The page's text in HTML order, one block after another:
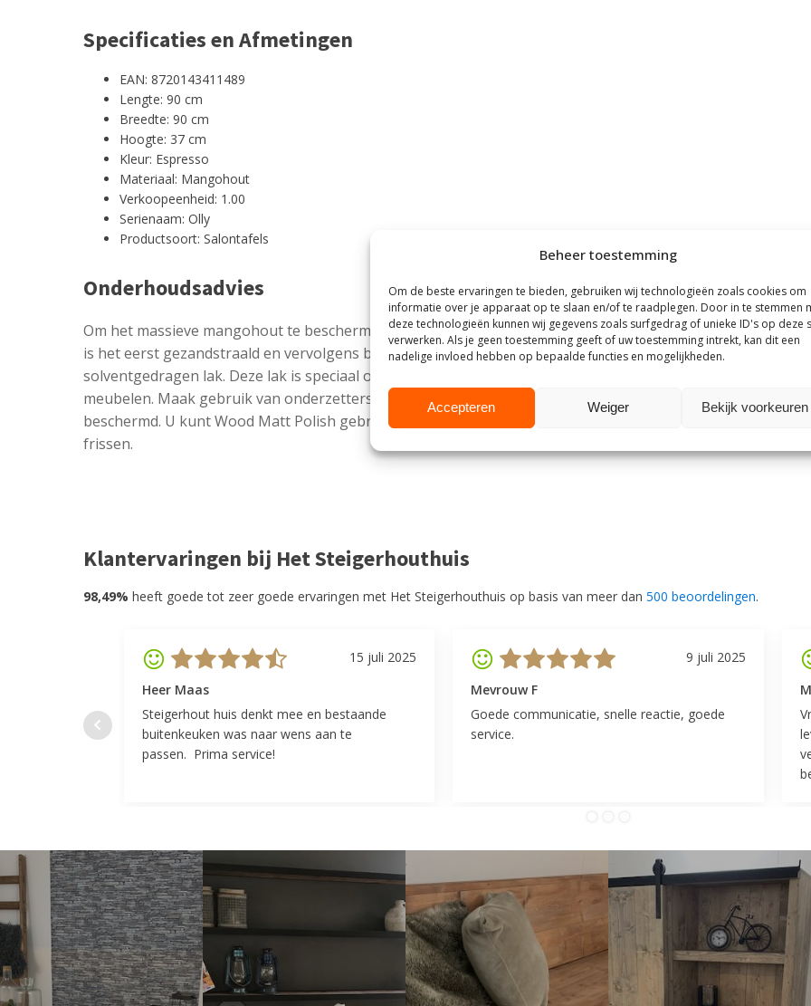
Beheer toestemming
Om de beste ervaringen te bieden, gebruiken wij technologieën zoals cookies om
informatie over je apparaat op te slaan en/of te raadplegen. Door in te stemmen
deze technologieën kunnen wij gegevens zoals surfgedrag of unieke ID's op deze
verwerken. Als je geen toestemming geeft of uw toestemming intrekt, kan dit een
nadelige invloed hebben op bepaalde functies en mogelijkheden.
Accepteren Weiger Bekijk voorkeuren
Specificaties en Afmetingen
EAN: 8720143411489
Lengte: 90 cm
Breedte: 90 cm
Hoogte: 37 cm
Kleur: Espresso
Materiaal: Mangohout
Verkoopeenheid: 1.00
Serienaam: Olly
Productsoort: Salontafels
Onderhoudsadvies
Om het massieve mangohout te beschermen tegen vocht, vuil en kringen
is het eerst gezandstraald en vervolgens behandeld met een
solventgedragen lak. Deze lak is speciaal ontworpen voor houten
meubelen. Maak gebruik van onderzetters. Zo is jouw meubel goed
beschermd. U kunt Wood Matt Polish gebruiken om het meubel op te
frissen.
Klantervaringen bij Het Steigerhouthuis
98,49% heeft goede tot zeer goede ervaringen met Het Steigerhouthuis op basis van meer dan 500 beoordelingen.
15 juli 2025
Heer Maas
Steigerhout huis denkt mee en bestaande
buitenkeuken was naar wens aan te
passen. Prima service!
9 juli 2025
Mevrouw F
Goede communicatie, snelle reactie, goede
service.